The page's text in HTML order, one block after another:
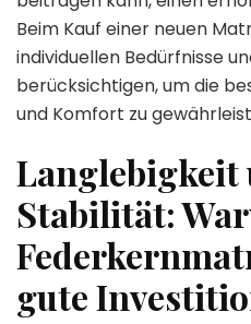
Beim Kauf einer neuen
individuellen Bedürfnisse
berücksichtigen, um die
und Komfort zu
Langlebigkeit
Stabilität:
gute